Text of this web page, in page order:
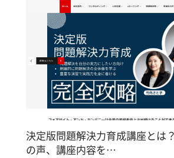
決定版問題解決力育成講座とは
の声、講座内容を…